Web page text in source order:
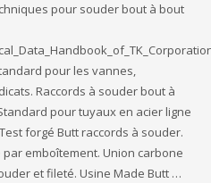
pour souder bout à bout
pour les vannes,
Raccords à souder bout à
pour tuyaux en acier ligne
forgé Butt raccords à souder.
emboîtement. Union carbone
et fileté. Usine Made Butt …